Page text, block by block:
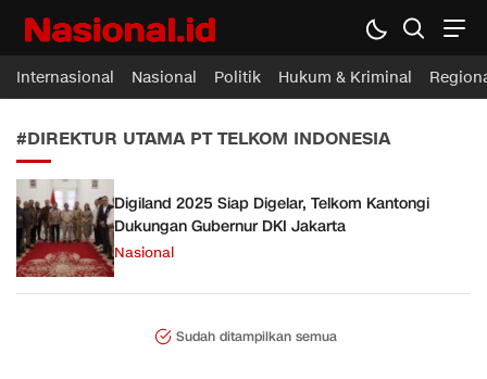
Nasional.id
Membawa Inspirasi Untuk Indonesia
Internasional Nasional Politik Hukum & Kriminal
#DIREKTUR UTAMA PT TELKOM INDONESIA
Digiland 2025 Siap Digelar, Telkom Kantongi
Dukungan Gubernur DKI Jakarta
Nasional
Sudah ditampilkan semua